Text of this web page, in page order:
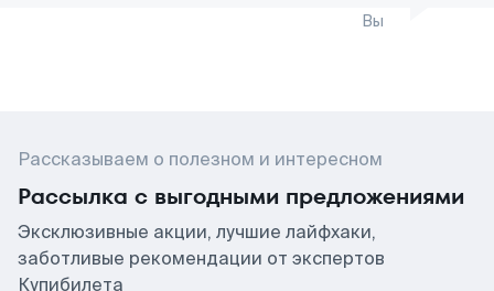
Вы
Рассказываем о полезном и интересном
Рассылка с выгодными предложениями
Эксклюзивные акции, лучшие лайфхаки,
заботливые рекомендации от экспертов
Купибилета